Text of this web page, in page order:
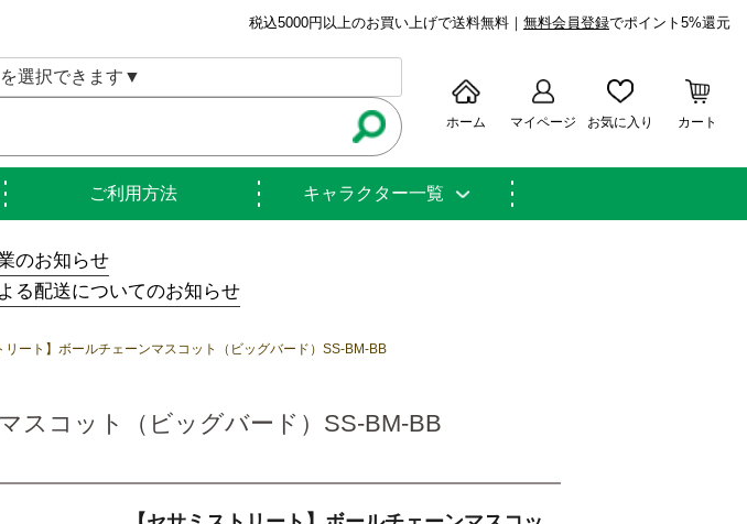
税込5000円以上のお買い上げで送料無料｜ 無料会員登録でポイント5%還元
ホーム マイページ お気に入り カート
ご利用方法 キャラクター一覧
のお知らせ
る配送についてのお知らせ
リート】ボールチェーンマスコット（ビッグバード）SS-BM-BB
スコット（ビッグバード）SS-BM-BB